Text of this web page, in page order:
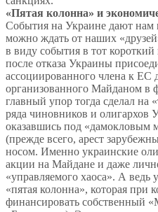
«Пятая колонна» и
События на Украине дают нам
можно ждать от наших
в виду события в тот
после отказа Украины
ассоциированного члена к ЕС
организованного Майданом в
главный упор тогда сделал на
ряда чиновников и олигархов
оказавшись под «дамокловым
(прежде всего, арест
носом. Именно украинские
акции на Майдане и даже
«управляемого хаоса». А ведь
«пятая колонна», которая при
финансировать собственный